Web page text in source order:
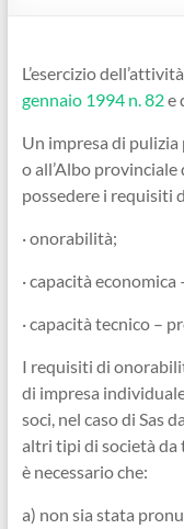
L’esercizio
gennaio 1994 n. 82e
Un impresa di
o all’Albo
possedere i requisiti
· onorabilità;
· capacità
· capacità tecnico –
I requisiti di
di impresa
soci, nel caso di Sas
altri tipi di società
è necessario che:
a) non sia stata